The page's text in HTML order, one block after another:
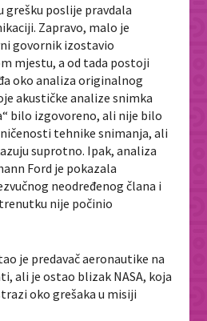
grešku poslije pravdala
Zapravo, malo je
govornik izostavio
mjestu, a od tada postoji
oko analiza originalnog
akustičke analize snimka
bilo izgovoreno, ali nije bilo
tehnike snimanja, ali
suprotno. Ipak, analiza
Ford je pokazala
neodređenog člana i
nije počinio
je predavač aeronautike na
ali je ostao blizak NASA, koja
oko grešaka u misiji